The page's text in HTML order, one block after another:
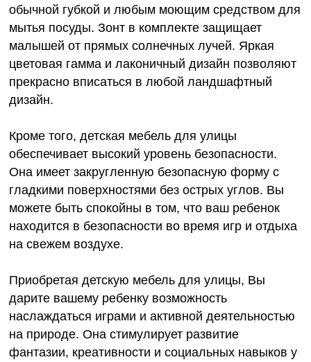
обычной губкой и любым моющим средством для
мытья посуды. Зонт в комплекте защищает
малышей от прямых солнечных лучей. Яркая
цветовая гамма и лаконичный дизайн позволяют
прекрасно вписаться в любой ландшафтный
дизайн.
Кроме того, детская мебель для улицы
обеспечивает высокий уровень безопасности.
Она имеет закругленную безопасную форму с
гладкими поверхностями без острых углов. Вы
можете быть спокойны в том, что ваш ребенок
находится в безопасности во время игр и отдыха
на свежем воздухе.
Приобретая детскую мебель для улицы, Вы
дарите вашему ребенку возможность
наслаждаться играми и активной деятельностью
на природе. Она стимулирует развитие
фантазии, креативности и социальных навыков у